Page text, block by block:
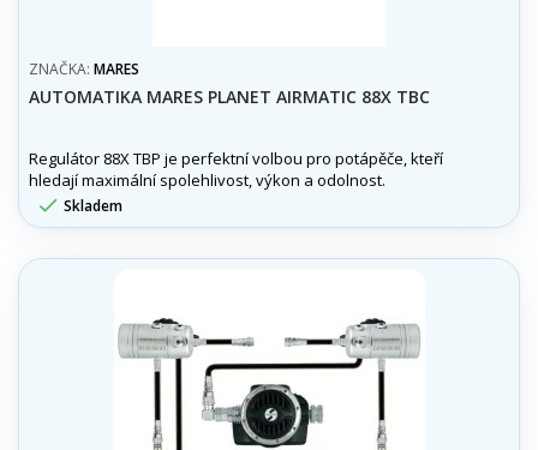
ZNAČKA: MARES
AUTOMATIKA MARES PLANET AIRMATIC 88X TBC
Regulátor 88X TBP je perfektní volbou pro potápěče, kteří
hledají maximální spolehlivost, výkon a odolnost.
 Skladem